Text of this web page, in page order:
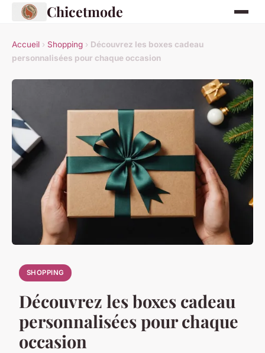
Chicetmode
Accueil › Shopping › Découvrez les boxes cadeau
personnalisées pour chaque occasion
SHOPPING
Découvrez les boxes cadeau
personnalisées pour chaque
occasion